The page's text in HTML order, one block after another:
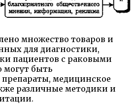
множество товаров и
для диагностики,
пациентов с раковыми
могут быть
медицинское
различные методики и